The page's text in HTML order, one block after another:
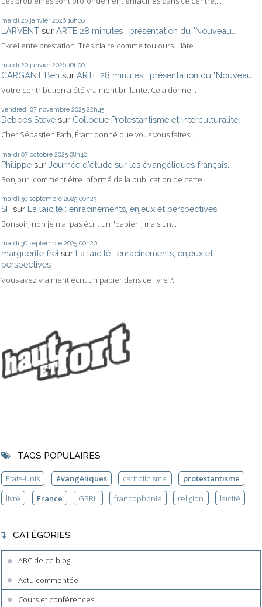
mardi 20 janvier 2026 10h00
LARVENT sur ARTE 28 minutes : présentation du "Nouveau...
Excellente prestation. Très claire comme toujours. Hâte...
mardi 20 janvier 2026 10h00
CARGANT Ben sur ARTE 28 minutes : présentation du "Nouveau...
Votre contribution a été vraiment brillante. Cela donne...
vendredi 07 novembre 2025 22h45
Deboos Steve sur Colloque Protestantisme et Interculturalité
Cher Sébastien Fath, Étant donné que vous vous faites...
mardi 07 octobre 2025 08h46
Philippe sur Journée d'étude sur les évangéliques français...
Bonjour, comment être informé de la publication de cette...
mardi 30 septembre 2025 00h25
SF sur La laïcité : enracinements, enjeux et perspectives
Bonsoir, non je n'ai pas écrit un "papier", mais un...
mardi 30 septembre 2025 00h20
marguerite frei sur La laïcité : enracinements, enjeux et
perspectives
Vous avez vraiment écrit un papier dans ce livre ?...
TAGS POPULAIRES
Etats-Unis évangéliques catholicisme
protestantisme
livre
France GSRL francophonie religion laïcité
CATÉGORIES
ABC de ce blog
Actu commentée
Cours et conférences